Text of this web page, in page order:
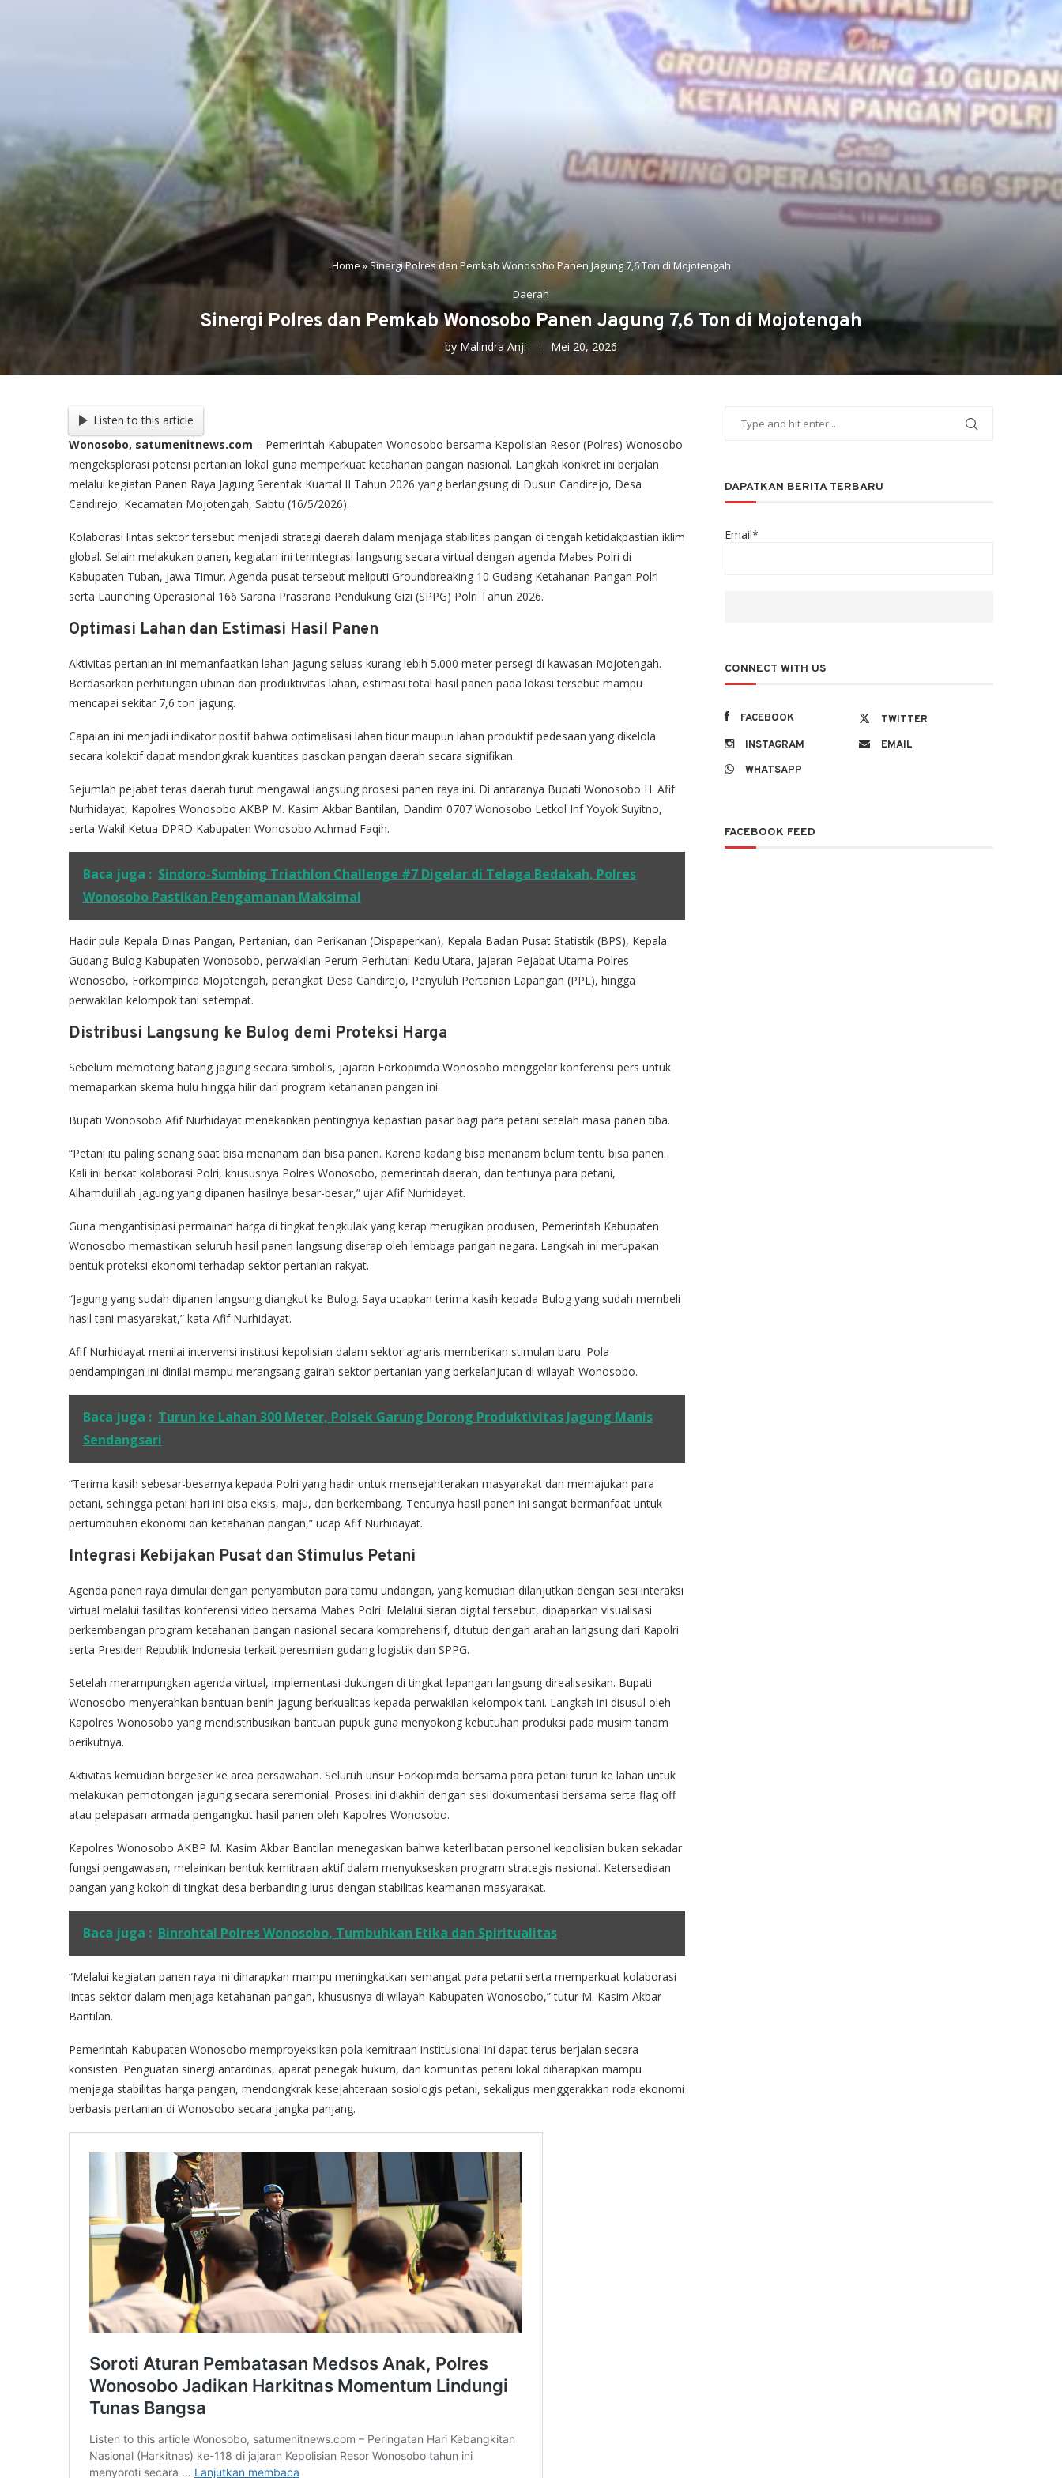
Home »Sinergi Polres dan Pemkab Wonosobo Panen Jagung 7,6 Ton di Mojotengah
Daerah
Sinergi Polres dan Pemkab Wonosobo Panen Jagung 7,6 Ton di Mojotengah
by Malindra Anji Mei 20, 2026
Listen to this article
Wonosobo, satumenitnews.com – Pemerintah Kabupaten Wonosobo bersama Kepolisian Resor (Polres) Wonosobo
mengeksplorasi potensi pertanian lokal guna memperkuat ketahanan pangan nasional. Langkah konkret ini berjalan
melalui kegiatan Panen Raya Jagung Serentak Kuartal II Tahun 2026 yang berlangsung di Dusun Candirejo, Desa
Candirejo, Kecamatan Mojotengah, Sabtu (16/5/2026).
Kolaborasi lintas sektor tersebut menjadi strategi daerah dalam menjaga stabilitas pangan di tengah ketidakpastian iklim
global. Selain melakukan panen, kegiatan ini terintegrasi langsung secara virtual dengan agenda Mabes Polri di
Kabupaten Tuban, Jawa Timur. Agenda pusat tersebut meliputi Groundbreaking 10 Gudang Ketahanan Pangan Polri
serta Launching Operasional 166 Sarana Prasarana Pendukung Gizi (SPPG) Polri Tahun 2026.
Optimasi Lahan dan Estimasi Hasil Panen
Aktivitas pertanian ini memanfaatkan lahan jagung seluas kurang lebih 5.000 meter persegi di kawasan Mojotengah.
Berdasarkan perhitungan ubinan dan produktivitas lahan, estimasi total hasil panen pada lokasi tersebut mampu
mencapai sekitar 7,6 ton jagung.
Capaian ini menjadi indikator positif bahwa optimalisasi lahan tidur maupun lahan produktif pedesaan yang dikelola
secara kolektif dapat mendongkrak kuantitas pasokan pangan daerah secara signifikan.
Sejumlah pejabat teras daerah turut mengawal langsung prosesi panen raya ini. Di antaranya Bupati Wonosobo H. Afif
Nurhidayat, Kapolres Wonosobo AKBP M. Kasim Akbar Bantilan, Dandim 0707 Wonosobo Letkol Inf Yoyok Suyitno,
serta Wakil Ketua DPRD Kabupaten Wonosobo Achmad Faqih.
Baca juga : Sindoro-Sumbing Triathlon Challenge #7 Digelar di Telaga Bedakah, Polres
Wonosobo Pastikan Pengamanan Maksimal
Hadir pula Kepala Dinas Pangan, Pertanian, dan Perikanan (Dispaperkan), Kepala Badan Pusat Statistik (BPS), Kepala
Gudang Bulog Kabupaten Wonosobo, perwakilan Perum Perhutani Kedu Utara, jajaran Pejabat Utama Polres
Wonosobo, Forkompinca Mojotengah, perangkat Desa Candirejo, Penyuluh Pertanian Lapangan (PPL), hingga
perwakilan kelompok tani setempat.
Distribusi Langsung ke Bulog demi Proteksi Harga
Sebelum memotong batang jagung secara simbolis, jajaran Forkopimda Wonosobo menggelar konferensi pers untuk
memaparkan skema hulu hingga hilir dari program ketahanan pangan ini.
Bupati Wonosobo Afif Nurhidayat menekankan pentingnya kepastian pasar bagi para petani setelah masa panen tiba.
“Petani itu paling senang saat bisa menanam dan bisa panen. Karena kadang bisa menanam belum tentu bisa panen.
Kali ini berkat kolaborasi Polri, khususnya Polres Wonosobo, pemerintah daerah, dan tentunya para petani,
Alhamdulillah jagung yang dipanen hasilnya besar-besar,” ujar Afif Nurhidayat.
Guna mengantisipasi permainan harga di tingkat tengkulak yang kerap merugikan produsen, Pemerintah Kabupaten
Wonosobo memastikan seluruh hasil panen langsung diserap oleh lembaga pangan negara. Langkah ini merupakan
bentuk proteksi ekonomi terhadap sektor pertanian rakyat.
“Jagung yang sudah dipanen langsung diangkut ke Bulog. Saya ucapkan terima kasih kepada Bulog yang sudah membeli
hasil tani masyarakat,” kata Afif Nurhidayat.
Afif Nurhidayat menilai intervensi institusi kepolisian dalam sektor agraris memberikan stimulan baru. Pola
pendampingan ini dinilai mampu merangsang gairah sektor pertanian yang berkelanjutan di wilayah Wonosobo.
Baca juga : Turun ke Lahan 300 Meter, Polsek Garung Dorong Produktivitas Jagung Manis
Sendangsari
“Terima kasih sebesar-besarnya kepada Polri yang hadir untuk mensejahterakan masyarakat dan memajukan para
petani, sehingga petani hari ini bisa eksis, maju, dan berkembang. Tentunya hasil panen ini sangat bermanfaat untuk
pertumbuhan ekonomi dan ketahanan pangan,” ucap Afif Nurhidayat.
Integrasi Kebijakan Pusat dan Stimulus Petani
Agenda panen raya dimulai dengan penyambutan para tamu undangan, yang kemudian dilanjutkan dengan sesi interaksi
virtual melalui fasilitas konferensi video bersama Mabes Polri. Melalui siaran digital tersebut, dipaparkan visualisasi
perkembangan program ketahanan pangan nasional secara komprehensif, ditutup dengan arahan langsung dari Kapolri
serta Presiden Republik Indonesia terkait peresmian gudang logistik dan SPPG.
Setelah merampungkan agenda virtual, implementasi dukungan di tingkat lapangan langsung direalisasikan. Bupati
Wonosobo menyerahkan bantuan benih jagung berkualitas kepada perwakilan kelompok tani. Langkah ini disusul oleh
Kapolres Wonosobo yang mendistribusikan bantuan pupuk guna menyokong kebutuhan produksi pada musim tanam
berikutnya.
Aktivitas kemudian bergeser ke area persawahan. Seluruh unsur Forkopimda bersama para petani turun ke lahan untuk
melakukan pemotongan jagung secara seremonial. Prosesi ini diakhiri dengan sesi dokumentasi bersama serta flag off
atau pelepasan armada pengangkut hasil panen oleh Kapolres Wonosobo.
Kapolres Wonosobo AKBP M. Kasim Akbar Bantilan menegaskan bahwa keterlibatan personel kepolisian bukan sekadar
fungsi pengawasan, melainkan bentuk kemitraan aktif dalam menyukseskan program strategis nasional. Ketersediaan
pangan yang kokoh di tingkat desa berbanding lurus dengan stabilitas keamanan masyarakat.
Baca juga : Binrohtal Polres Wonosobo, Tumbuhkan Etika dan Spiritualitas
“Melalui kegiatan panen raya ini diharapkan mampu meningkatkan semangat para petani serta memperkuat kolaborasi
lintas sektor dalam menjaga ketahanan pangan, khususnya di wilayah Kabupaten Wonosobo,” tutur M. Kasim Akbar
Bantilan.
Pemerintah Kabupaten Wonosobo memproyeksikan pola kemitraan institusional ini dapat terus berjalan secara
konsisten. Penguatan sinergi antardinas, aparat penegak hukum, dan komunitas petani lokal diharapkan mampu
menjaga stabilitas harga pangan, mendongkrak kesejahteraan sosiologis petani, sekaligus menggerakkan roda ekonomi
berbasis pertanian di Wonosobo secara jangka panjang.
DAPATKAN BERITA TERBARU
Email*
CONNECT WITH US
FACEBOOK
TWITTER
INSTAGRAM
EMAIL
WHATSAPP
FACEBOOK FEED